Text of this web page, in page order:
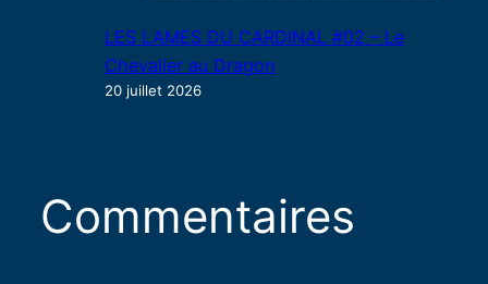
LES LAMES DU CARDINAL #02 – Le
Chevalier au Dragon
20 juillet 2026
Commentaires